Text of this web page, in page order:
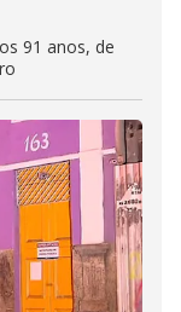
91 anos, de